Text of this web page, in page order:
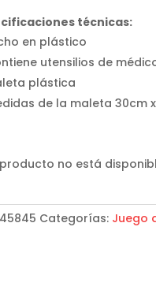
técnicas:
en plástico
utensilios de
plástica
de la maleta 30cm
no está
45845 Categorías: Juego